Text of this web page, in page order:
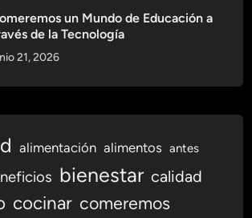
un Mundo de Educación a
de la Tecnología
21, 2026
alimentación alimentos antes
bienestar calidad
cocinar comeremos